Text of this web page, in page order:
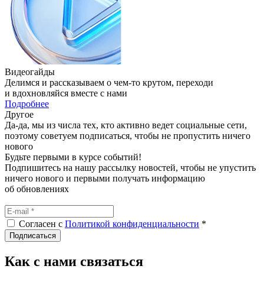
Видеогайды
Делимся и рассказываем о чем‑то крутом, переходи
и вдохновляйся вместе с нами
Подробнее
Другое
Да-да, мы из числа тех, кто активно ведет социальные сети,
поэтому советуем подписаться, чтобы не пропустить ничего
нового
Будьте первыми в курсе событий!
Подпишитесь на нашу рассылку новостей, чтобы не упустить
ничего нового и первыми получать информацию
об обновлениях
Согласен с Политикой конфиденциальности *
Подписаться
Как с нами связаться